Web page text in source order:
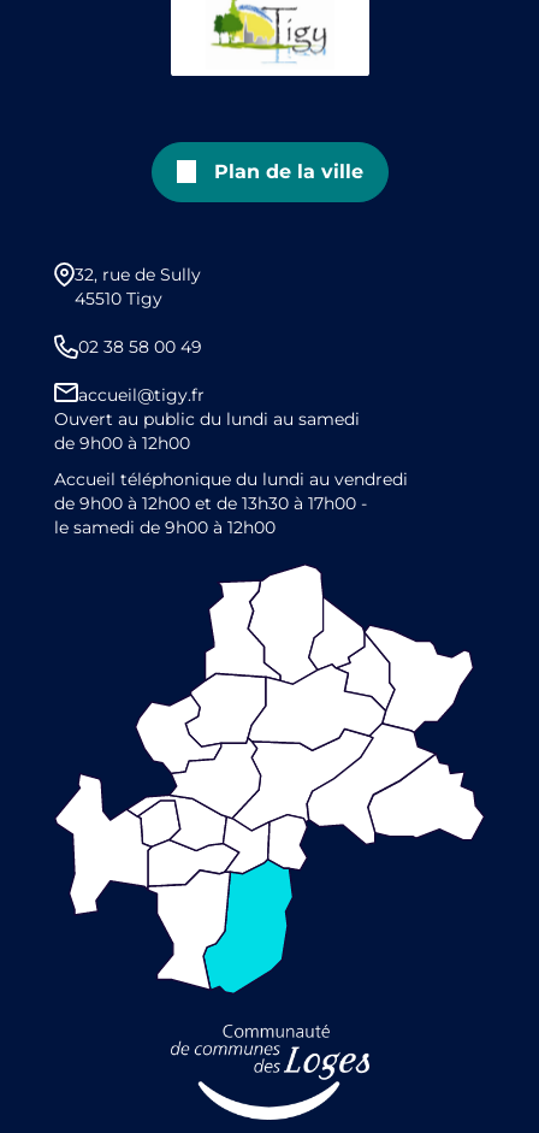
Plan de la ville
32, rue de Sully
45510 Tigy
02 38 58 00 49
accueil@tigy.fr
Ouvert au public du lundi au samedi
de 9h00 à 12h00
Accueil téléphonique du lundi au vendredi
de 9h00 à 12h00 et de 13h30 à 17h00 -
le samedi de 9h00 à 12h00